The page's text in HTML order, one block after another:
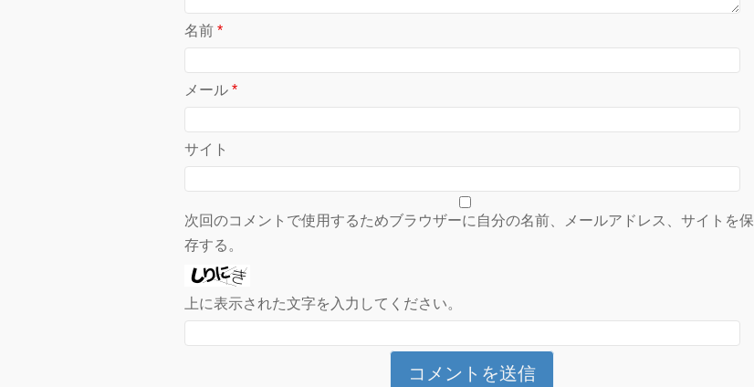
名前 *
メール *
サイト
次回のコメントで使用するためブラウザーに自分の名前、メールアドレス、サイトを保
存する。
上に表示された文字を入力してください。